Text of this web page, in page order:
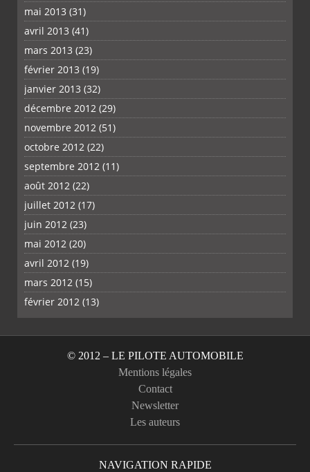
mai 2013 (31)
avril 2013 (41)
mars 2013 (23)
février 2013 (19)
janvier 2013 (32)
décembre 2012 (29)
novembre 2012 (51)
octobre 2012 (22)
septembre 2012 (11)
août 2012 (22)
juillet 2012 (17)
juin 2012 (23)
mai 2012 (20)
avril 2012 (19)
mars 2012 (15)
février 2012 (13)
© 2012 – LE PILOTE AUTOMOBILE
Mentions légales
Contact
Newsletter
Les auteurs
NAVIGATION RAPIDE